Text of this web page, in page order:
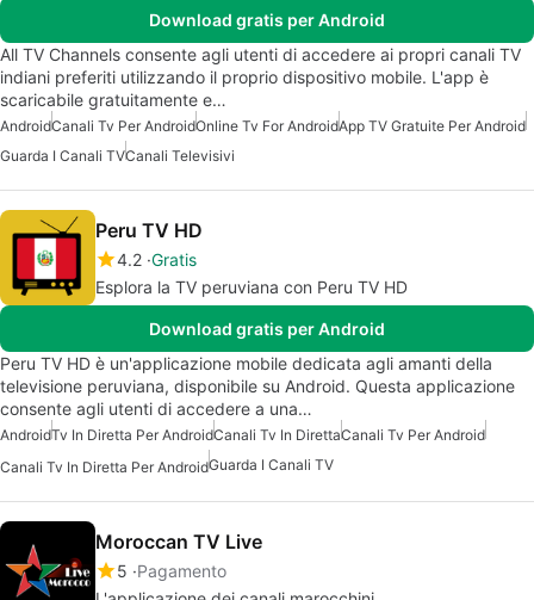
Download gratis per Android
All TV Channels consente agli utenti di accedere ai propri canali TV
indiani preferiti utilizzando il proprio dispositivo mobile. L'app è
scaricabile gratuitamente e…
AndroidCanali Tv Per AndroidOnline Tv For AndroidApp TV Gratuite Per Android
Guarda I Canali TVCanali Televisivi
Peru TV HD
4.2 Gratis
Esplora la TV peruviana con Peru TV HD
Download gratis per Android
Peru TV HD è un'applicazione mobile dedicata agli amanti della
televisione peruviana, disponibile su Android. Questa applicazione
consente agli utenti di accedere a una…
AndroidTv In Diretta Per AndroidCanali Tv In DirettaCanali Tv Per Android
Canali Tv In Diretta Per AndroidGuarda I Canali TV
Moroccan TV Live
5 Pagamento